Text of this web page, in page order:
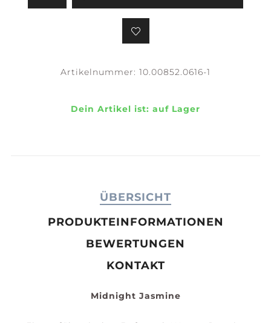
Artikelnummer: 10.00852.0616-1
Dein Artikel ist: auf Lager
ÜBERSICHT
PRODUKTEINFORMATIONEN
BEWERTUNGEN
KONTAKT
Midnight Jasmine